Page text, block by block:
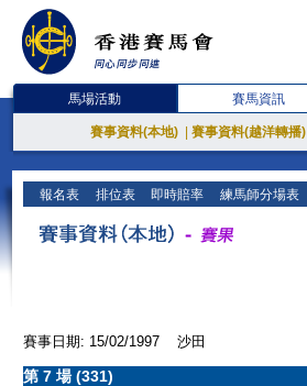
馬場活動 賽馬資訊
賽事資料(本地) 賽事資料(越洋轉播)
報名表 排位表 即時賠率 練馬師分場表
賽事日期: 15/02/1997 沙田
第 7 場 (331)